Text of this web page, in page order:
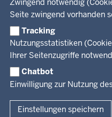
Zwingend notwendig
Seite zwingend vorhanden
Tracking
Nutzungsstatistiken
Ihrer Seitenzugriffe
Chatbot
Einwilligung zur Nutzung
Einstellungen speichern
Regierungsbezirk
Reisekostenstelle
Veranstaltungen
Stellenangebote Schule
Praktikum
Referendariate
Bewerbung
Vormerkstelle NRW
Mediathek
Newsletter
Pressekontakt
Pressemitteilungen
Publikationen
VERFAHREN UND
Bekanntmachungen
Legionellen
Luftreinhaltepläne
Verfahrensübersichten
Überwachung umweltrelevanter
Facebook
Instagram
LinkedIn
© 2026 Bezirksregierung Köln
Organisationsplan
Dokumente und Ressourcen